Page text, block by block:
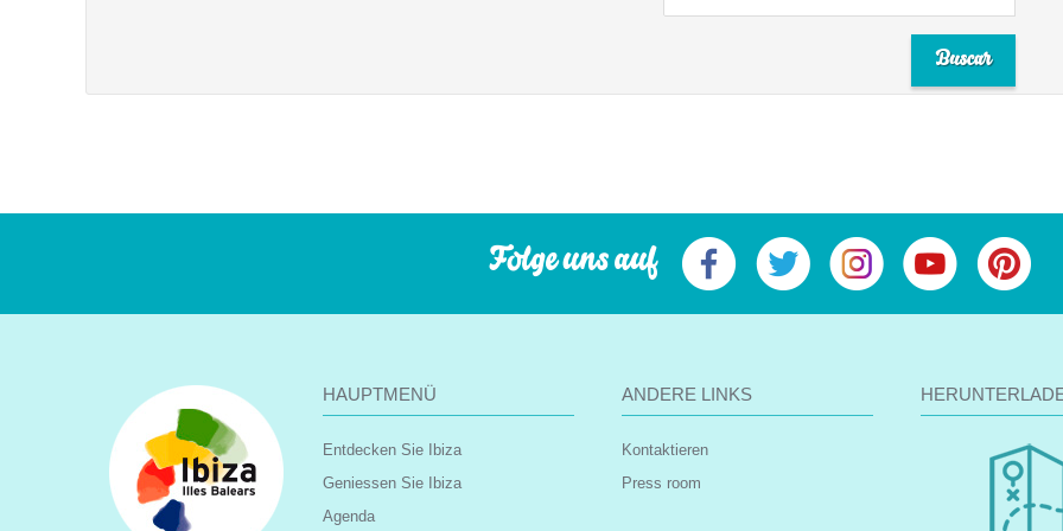
Folge uns auf
HAUPTMENÜ
Entdecken Sie Ibiza
Geniessen Sie Ibiza
Agenda
ANDERE LINKS
Kontaktieren
Press room